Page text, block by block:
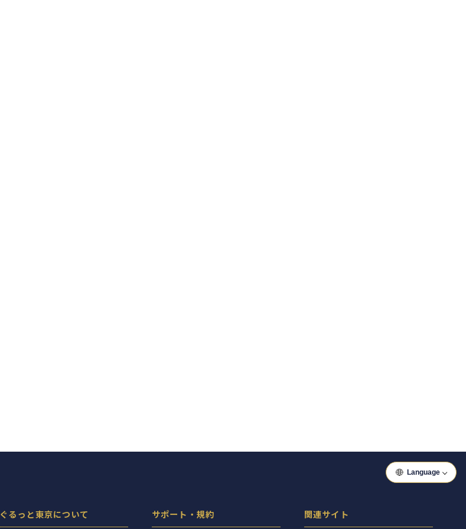
ぐるっと東京について サポート・規約 関連サイト
Language